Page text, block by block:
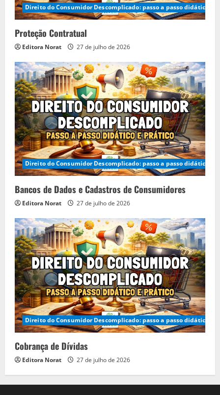
Direito do Consumidor Descomplicado: passo a passo didático e
Proteção Contratual
Editora Norat 27 de julho de 2026
Direito do Consumidor Descomplicado: passo a passo didático e
Bancos de Dados e Cadastros de Consumidores
Editora Norat 27 de julho de 2026
Direito do Consumidor Descomplicado: passo a passo didático e
Cobrança de Dívidas
Editora Norat 27 de julho de 2026